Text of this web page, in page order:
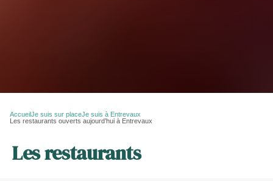
AccueilJe suis sur placeJe suis à Entrevaux
Les restaurants ouverts aujourd’hui à Entrevaux
Les restaurants